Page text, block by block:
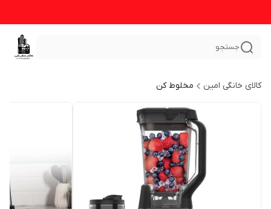
جستجو
کالای خانگی امین مخلوط کن